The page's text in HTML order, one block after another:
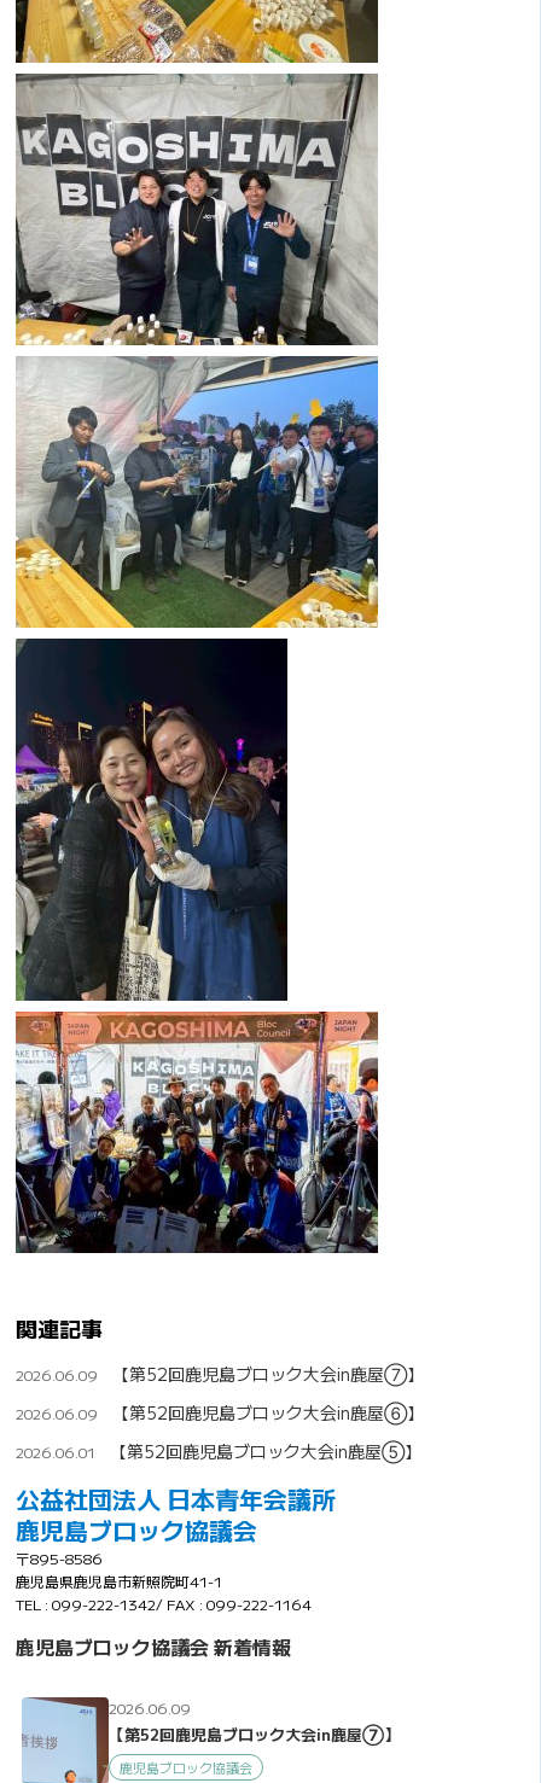
関連記事
2026.06.09 【第52回鹿児島ブロック大会in鹿屋⑦】
2026.06.09 【第52回鹿児島ブロック大会in鹿屋⑥】
2026.06.01 【第52回鹿児島ブロック大会in鹿屋⑤】
公益社団法人 日本青年会議所
鹿児島ブロック協議会
〒895-8586
鹿児島県鹿児島市新照院町41-1
TEL : 099-222-1342/ FAX : 099-222-1164
鹿児島ブロック協議会 新着情報
2026.06.09
【第52回鹿児島ブロック大会in鹿屋⑦】
鹿児島ブロック協議会